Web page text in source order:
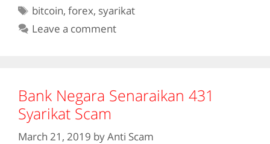
Tags
bitcoin,forex, syarikat
Leave a comment
Bank Negara Senaraikan 431
Syarikat Scam
March 21, 2019 byAnti Scam